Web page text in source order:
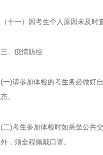
（十一）因考生个人原因未及
三、疫情防控
(一)请参加体检的考生务必做好
态。
(二)考生参加体检时如乘坐公共
外，须全程佩戴口罩。